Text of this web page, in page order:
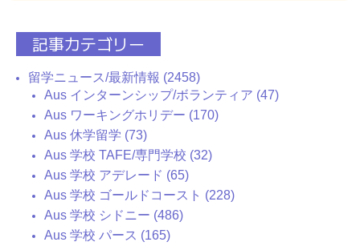
記事カテゴリー
留学ニュース/最新情報 (2458)
Aus インターンシップ/ボランティア (47)
Aus ワーキングホリデー (170)
Aus 休学留学 (73)
Aus 学校 TAFE/専門学校 (32)
Aus 学校 アデレード (65)
Aus 学校 ゴールドコースト (228)
Aus 学校 シドニー (486)
Aus 学校 パース (165)